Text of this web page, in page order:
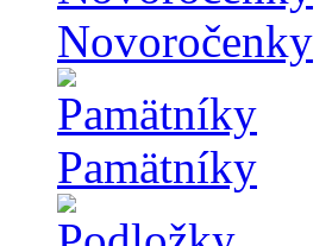
Novoročenky
Pamätníky